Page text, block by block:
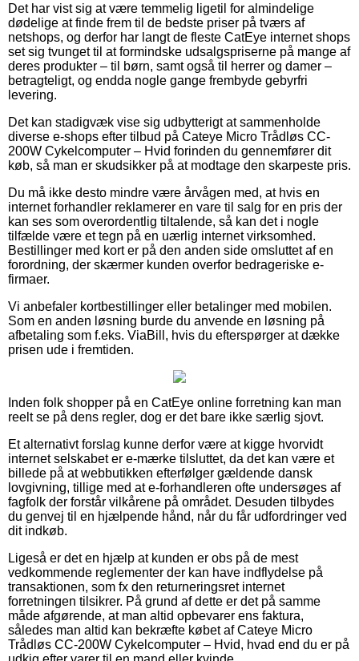
Det har vist sig at være temmelig ligetil for almindelige
dødelige at finde frem til de bedste priser på tværs af
netshops, og derfor har langt de fleste CatEye internet shops
set sig tvunget til at formindske udsalgspriserne på mange af
deres produkter – til børn, samt også til herrer og damer –
betragteligt, og endda nogle gange frembyde gebyrfri
levering.
Det kan stadigvæk vise sig udbytterigt at sammenholde
diverse e-shops efter tilbud på Cateye Micro Trådløs CC-
200W Cykelcomputer – Hvid forinden du gennemfører dit
køb, så man er skudsikker på at modtage den skarpeste pris.
Du må ikke desto mindre være årvågen med, at hvis en
internet forhandler reklamerer en vare til salg for en pris der
kan ses som overordentlig tiltalende, så kan det i nogle
tilfælde være et tegn på en uærlig internet virksomhed.
Bestillinger med kort er på den anden side omsluttet af en
forordning, der skærmer kunden overfor bedrageriske e-
firmaer.
Vi anbefaler kortbestillinger eller betalinger med mobilen.
Som en anden løsning burde du anvende en løsning på
afbetaling som f.eks. ViaBill, hvis du efterspørger at dække
prisen ude i fremtiden.
Inden folk shopper på en CatEye online forretning kan man
reelt se på dens regler, dog er det bare ikke særlig sjovt.
Et alternativt forslag kunne derfor være at kigge hvorvidt
internet selskabet er e-mærke tilsluttet, da det kan være et
billede på at webbutikken efterfølger gældende dansk
lovgivning, tillige med at e-forhandleren ofte undersøges af
fagfolk der forstår vilkårene på området. Desuden tilbydes
du genvej til en hjælpende hånd, når du får udfordringer ved
dit indkøb.
Ligeså er det en hjælp at kunden er obs på de mest
vedkommende reglementer der kan have indflydelse på
transaktionen, som fx den returneringsret internet
forretningen tilsikrer. På grund af dette er det på samme
måde afgørende, at man altid opbevarer ens faktura,
således man altid kan bekræfte købet af Cateye Micro
Trådløs CC-200W Cykelcomputer – Hvid, hvad end du er på